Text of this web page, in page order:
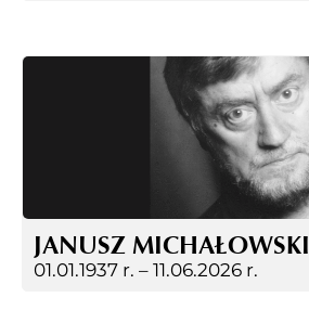
JANUSZ MICHAŁOWSKI
01.01.1937 r. – 11.06.2026 r.